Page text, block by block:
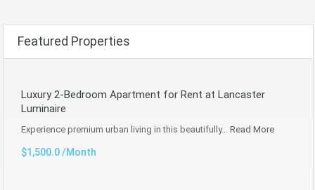
Featured Properties
Luxury 2-Bedroom Apartment for Rent at Lancaster
Luminaire
Experience premium urban living in this beautifully… Read More
$1,500.0 /Month